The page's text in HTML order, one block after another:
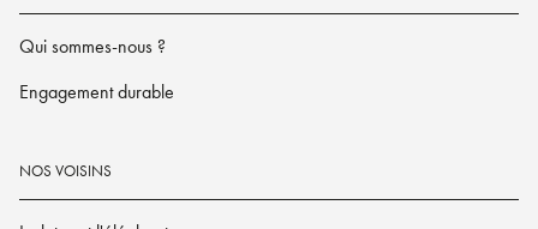
Qui sommes-nous ?
Engagement durable
NOS VOISINS